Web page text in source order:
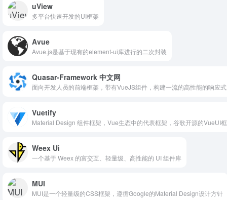
uView
多平台快速开发的UI框架
Avue
Avue.js是基于现有的element-ui库进行的二次封装
Quasar-Framework 中文网
面向开发人员的前端框架，带有VueJS组件，构建一流的高性能的响应
Vuetify
Material Design 组件框架，Vue生态中的代表框架，谷歌开源的VueUI
Weex Ui
一个基于 Weex 的富交互、轻量级、高性能的 UI 组件库
MUI
MUI是一个轻量级的CSS框架，遵循Google的Material Design设计方针